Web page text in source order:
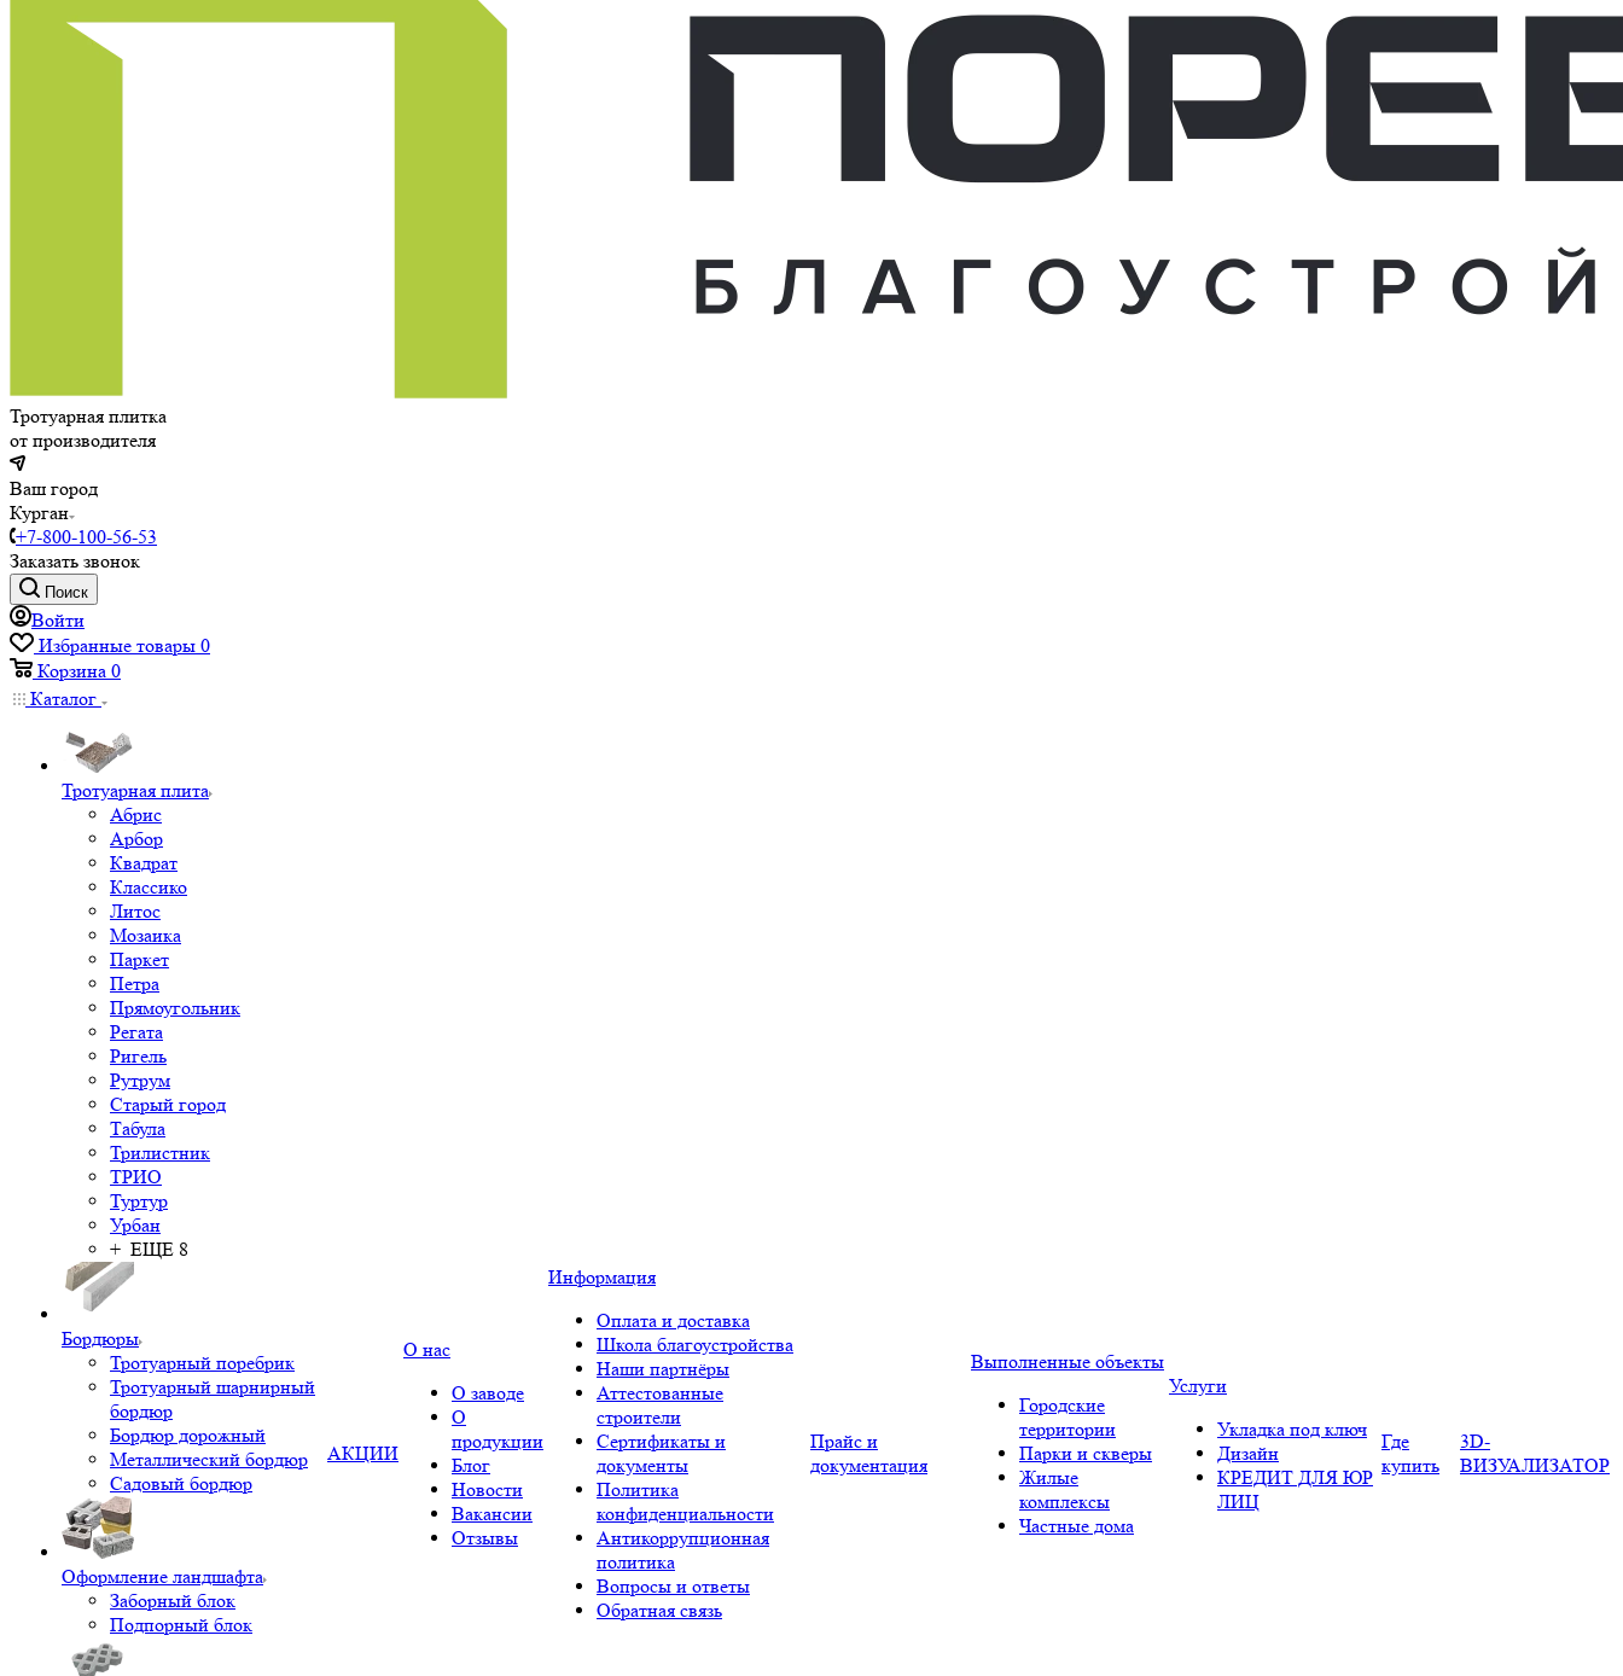
Тротуарная плитка
от производителя
Ваш город
Курган
+7-800-100-56-53
Заказать звонок
Поиск
Войти
Избранные товары 0
Корзина 0
Каталог
Тротуарная плита
Абрис
Арбор
Квадрат
Классико
Литос
Мозаика
Паркет
Петра
Прямоугольник
Регата
Ригель
Рутрум
Старый город
Табула
Трилистник
ТРИО
Туртур
Урбан
+ ЕЩЕ 8
Бордюры
Тротуарный поребрик
Тротуарный шарнирный
бордюр
Бордюр дорожный
Металлический бордюр
Садовый бордюр
Оформление ландшафта
Заборный блок
Подпорный блок
АКЦИИ
О нас
О заводе
О
продукции
Блог
Новости
Вакансии
Отзывы
Информация
Оплата и доставка
Школа благоустройства
Наши партнёры
Аттестованные
строители
Сертификаты и
документы
Политика
конфиденциальности
Антикоррупционная
политика
Вопросы и ответы
Обратная связь
Прайс и
документация
Выполненные объекты
Городские
территории
Парки и скверы
Жилые
комплексы
Частные дома
Услуги
Укладка под ключ
Дизайн
КРЕДИТ ДЛЯ ЮР
ЛИЦ
Где
купить
3D-
ВИЗУАЛИЗАТОР